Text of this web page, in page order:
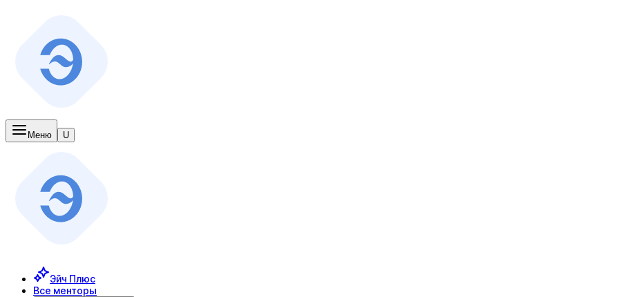
Меню U
Эйч Плюс
Все менторы